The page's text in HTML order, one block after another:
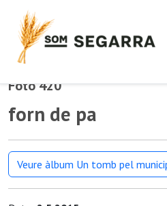
Foto 420
forn de pa
Veure àlbum Un tomb pel